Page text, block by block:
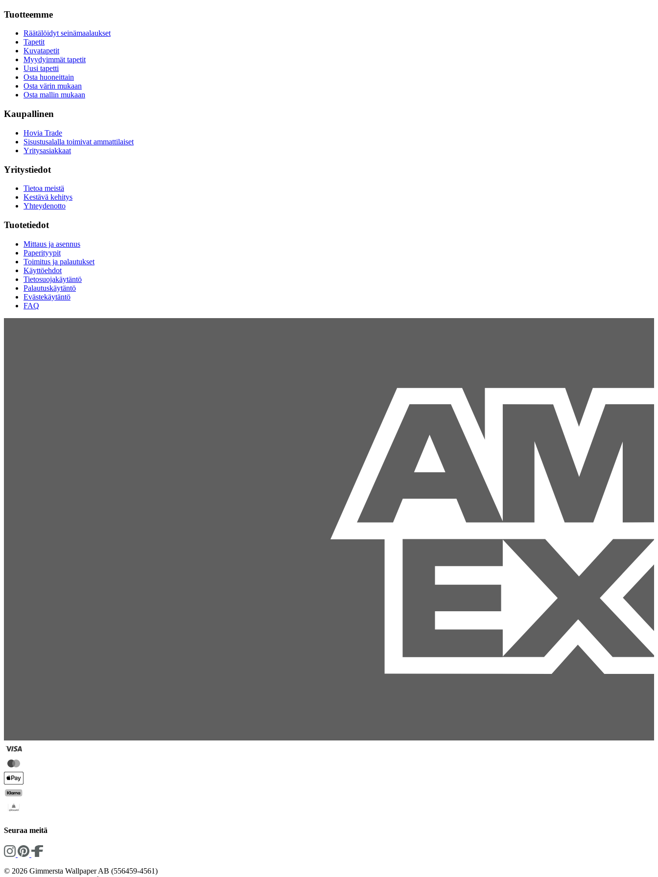
Tuotteemme
Räätälöidyt seinämaalaukset
Tapetit
Kuvatapetit
Myydyimmät tapetit
Uusi tapetti
Osta huoneittain
Osta värin mukaan
Osta mallin mukaan
Kaupallinen
Hovia Trade
Sisustusalalla toimivat ammattilaiset
Yritysasiakkaat
Yritystiedot
Tietoa meistä
Kestävä kehitys
Yhteydenotto
Tuotetiedot
Mittaus ja asennus
Paperityypit
Toimitus ja palautukset
Käyttöehdot
Tietosuojakäytäntö
Palautuskäytäntö
Evästekäytäntö
FAQ
Seuraa meitä
© 2026 Gimmersta Wallpaper AB (556459-4561)